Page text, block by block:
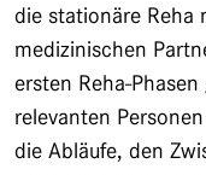
die stationäre Reha
medizinischen
ersten Reha-
relevanten
die Abläufe, den